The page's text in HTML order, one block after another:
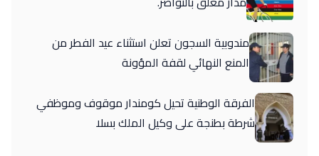
مندوبية السجون تعلن استثناء عيد الفطر من
المنع النهائي لقفة المؤونة
الفرقة الوطنية تحيل كومندار موقوف وموظفي
شرطة بطنجة على وكيل الملك بسلا